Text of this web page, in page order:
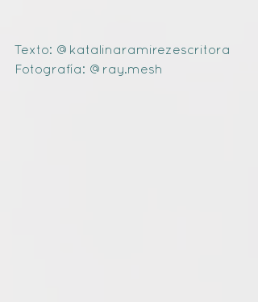
Texto: @katalinaramirezescritora
Fotografía: @ray.mesh